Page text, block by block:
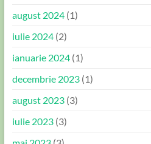
august 2024(1)
iulie 2024(2)
ianuarie 2024(1)
decembrie 2023(1)
august 2023(3)
iulie 2023(3)